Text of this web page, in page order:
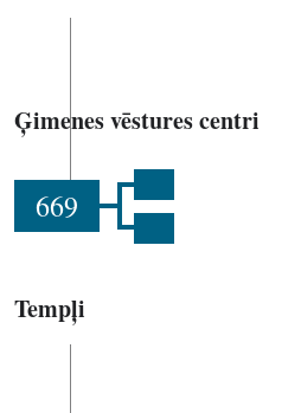
Ģimenes vēstures centri
669
Tempļi